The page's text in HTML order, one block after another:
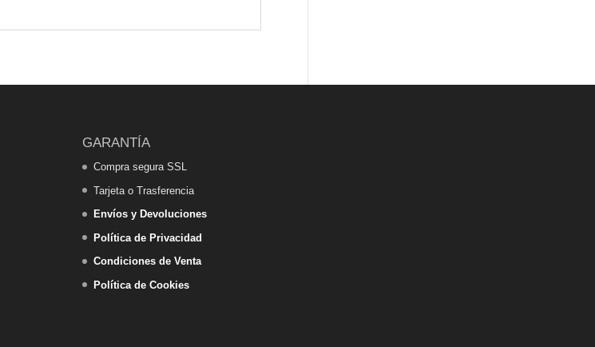
GARANTÍA
Compra segura SSL
Tarjeta o Trasferencia
Envíos y Devoluciones
Política de Privacidad
Condiciones de Venta
Política de Cookies